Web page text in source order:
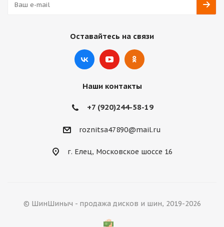
Оставайтесь на связи
Наши контакты
+7 (920)244-58-19
roznitsa47890@mail.ru
г. Елец, Московское шоссе 16
© ШинШиныч - продажа дисков и шин, 2019-2026